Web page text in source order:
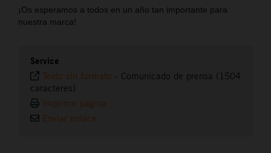
¡Os esperamos a todos en un año tan importante para
nuestra marca!
Service
Texto sin formato - Comunicado de prensa (1504
caracteres)
Imprimir página
Enviar enlace